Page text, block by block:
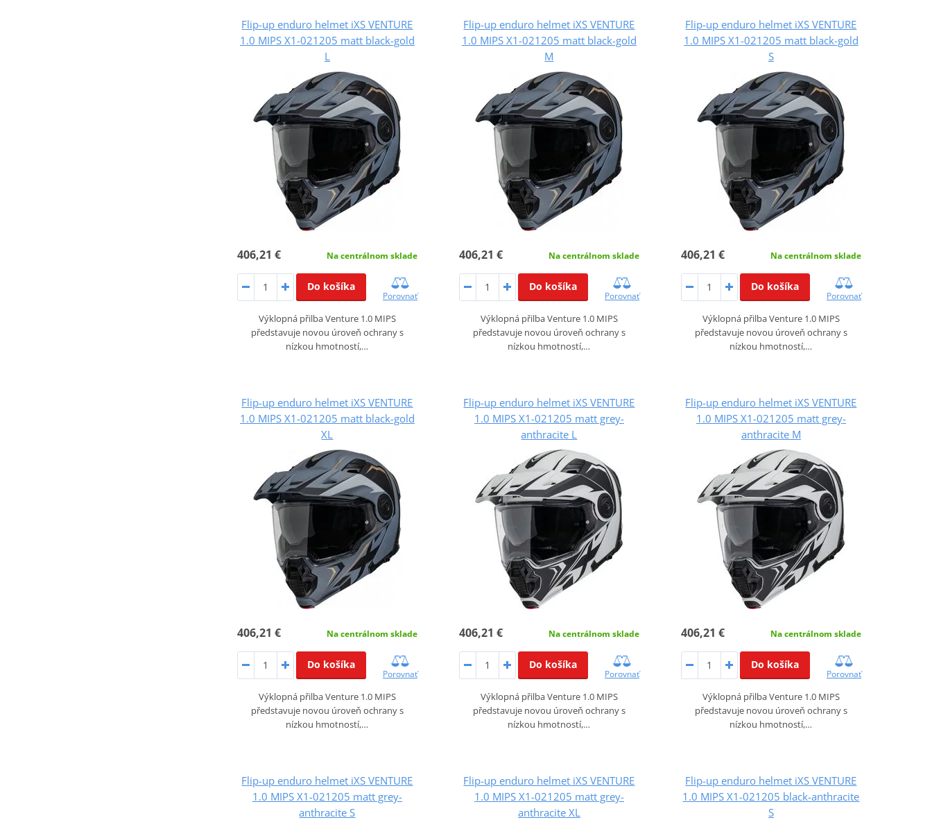
Flip-up enduro helmet iXS VENTURE
1.0 MIPS X1-021205 matt black-gold
L
406,21 € Na centrálnom sklade
Do košíka
Porovnať
Výklopná přilba Venture 1.0 MIPS
představuje novou úroveň ochrany s
nízkou hmotností,…
Flip-up enduro helmet iXS VENTURE
1.0 MIPS X1-021205 matt black-gold
M
406,21 € Na centrálnom sklade
Do košíka
Porovnať
Výklopná přilba Venture 1.0 MIPS
představuje novou úroveň ochrany s
nízkou hmotností,…
Flip-up enduro helmet iXS VENTURE
1.0 MIPS X1-021205 matt black-gold
S
406,21 € Na centrálnom sklade
Do košíka
Porovnať
Výklopná přilba Venture 1.0 MIPS
představuje novou úroveň ochrany s
nízkou hmotností,…
Flip-up enduro helmet iXS VENTURE
1.0 MIPS X1-021205 matt black-gold
XL
406,21 € Na centrálnom sklade
Do košíka
Porovnať
Výklopná přilba Venture 1.0 MIPS
představuje novou úroveň ochrany s
nízkou hmotností,…
Flip-up enduro helmet iXS VENTURE
1.0 MIPS X1-021205 matt grey-
anthracite L
406,21 € Na centrálnom sklade
Do košíka
Porovnať
Výklopná přilba Venture 1.0 MIPS
představuje novou úroveň ochrany s
nízkou hmotností,…
Flip-up enduro helmet iXS VENTURE
1.0 MIPS X1-021205 matt grey-
anthracite M
406,21 € Na centrálnom sklade
Do košíka
Porovnať
Výklopná přilba Venture 1.0 MIPS
představuje novou úroveň ochrany s
nízkou hmotností,…
Flip-up enduro helmet iXS VENTURE
1.0 MIPS X1-021205 matt grey-
anthracite S
Flip-up enduro helmet iXS VENTURE
1.0 MIPS X1-021205 matt grey-
anthracite XL
Flip-up enduro helmet iXS VENTURE
1.0 MIPS X1-021205 black-anthracite
S